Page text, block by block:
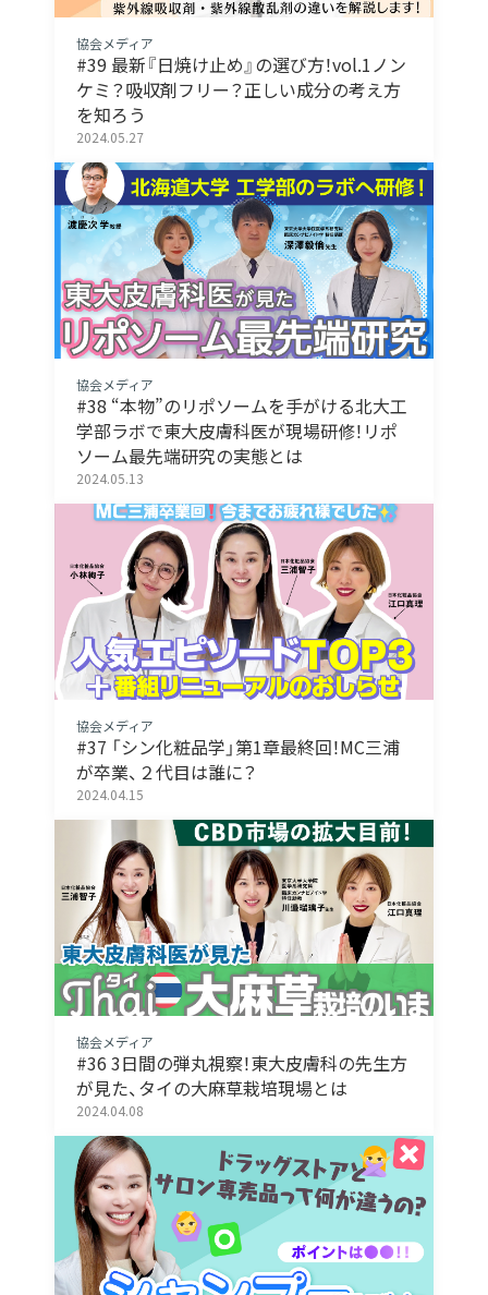
協会メディア
#39 最新『日焼け止め』の選び方！vol.1ノン
ケミ？吸収剤フリー？正しい成分の考え方
を知ろう
2024.05.27
協会メディア
#38 “本物”のリポソームを手がける北大工
学部ラボで東大皮膚科医が現場研修！リポ
ソーム最先端研究の実態とは
2024.05.13
協会メディア
#37 「シン化粧品学」第1章最終回！MC三浦
が卒業、２代目は誰に？
2024.04.15
協会メディア
#36 3日間の弾丸視察！東大皮膚科の先生方
が見た、タイの大麻草栽培現場とは
2024.04.08